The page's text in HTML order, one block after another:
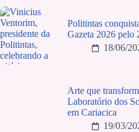
Politintas
Gazeta 2026 pelo
18/06/
Arte que
Laboratório dos
em Cariacica
19/03/